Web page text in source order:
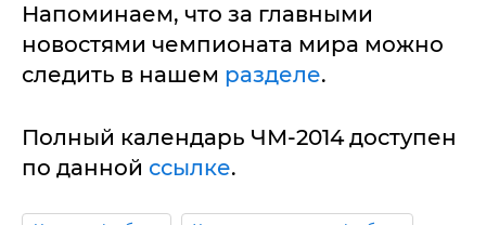
Напоминаем, что за главными
новостями чемпионата мира можно
следить в нашем разделе.
Полный календарь ЧМ-2014 доступен
по данной ссылке.